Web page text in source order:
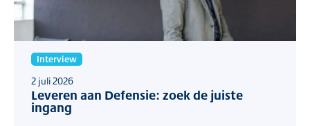
Interview
2 juli 2026
Leveren aan Defensie: zoek de juiste
ingang